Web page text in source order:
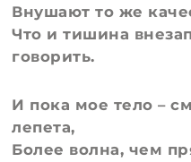
Внушают то же
Что и тишина
говорить.
И пока мое тело –
лепета,
Более волна, чем